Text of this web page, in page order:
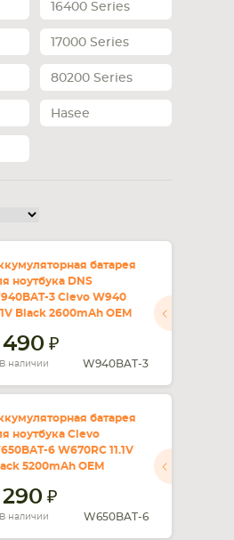
16400 Series
17000 Series
80200 Series
Hasee
батарея
ноутбука DNS
3 Clevo W940
Black 2600mAh OEM
490
В наличии W940BAT-3
батарея
ноутбука Clevo
6 W670RC 11.1V
5200mAh OEM
290
В наличии W650BAT-6